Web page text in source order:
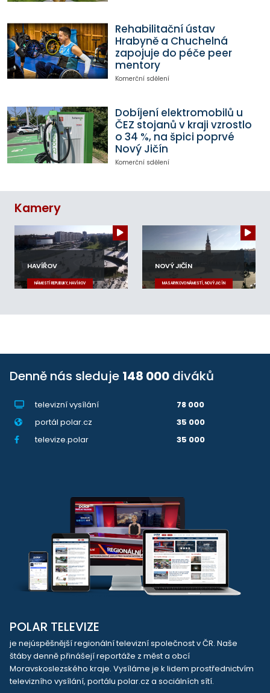
Rehabilitační ústav
Hrabyně a Chuchelná
zapojuje do péče peer
mentory
Komerční sdělení
Dobíjení elektromobilů u
ČEZ stojanů v kraji vzrostlo
o 34 %, na špici poprvé
Nový Jičín
Komerční sdělení
Kamery
HAVÍŘOV
NÁMĚSTÍ REPUBLIKY, HAVÍŘOV
NOVÝ JIČÍN
MASARYKOVO NÁMĚSTÍ, NOVÝ JIČÍN
Denně nás sleduje 148 000 diváků
televizní vysílání
78 000
portál polar.cz
35 000
televize.polar
35 000
POLAR TELEVIZE
je nejúspěšnější regionální televizní společnost v ČR. Naše
štáby denně přinášejí reportáže z měst a obcí
Moravskoslezského kraje. Vysíláme je k lidem prostřednictvím
televizního vysílání, portálu polar.cz a sociálních sítí.